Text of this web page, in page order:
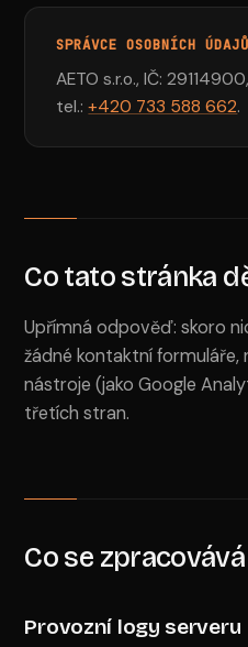
SPRÁVCE OSOBNÍCH ÚDAJŮ
AETO s.r.o., IČ:
tel.:+420 733 588 662.
Co tato stránka
Upřímná odpověď: skoro
žádné kontaktní formuláře,
nástroje (jako Google
třetích stran.
Co se
Provozní logy serveru